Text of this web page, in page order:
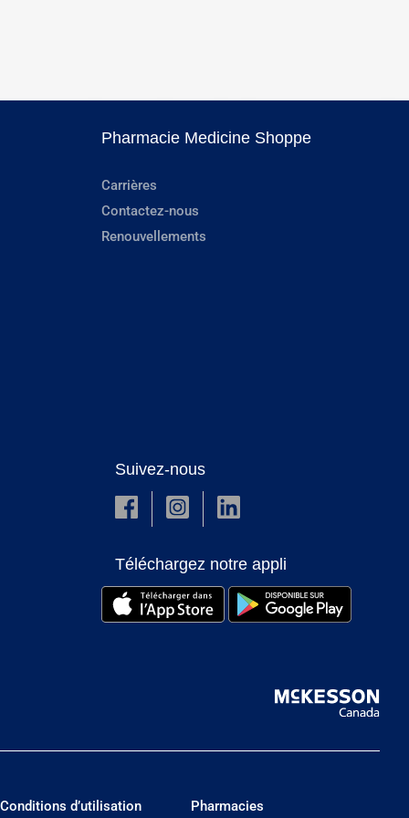
Pharmacie Medicine Shoppe
Carrières
Contactez-nous
Renouvellements
Suivez-nous
Téléchargez notre appli
Conditions d’utilisation Pharmacies